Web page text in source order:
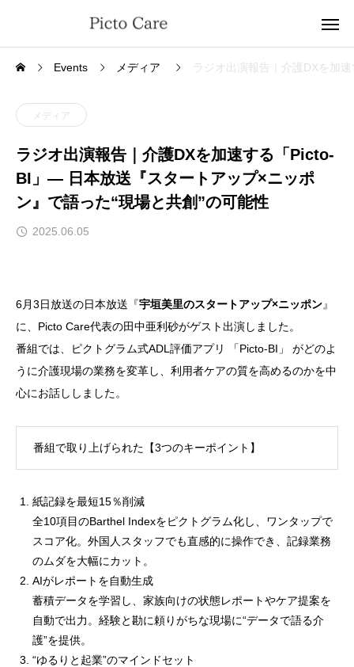
Events メディア ラジオ出演報告｜介護DXを加
メディア
ラジオ出演報告｜介護DXを加速する「Picto-
BI」— 日本放送『スタートアップ×ニッポ
ン』で語った“現場と共創”の可能性
2025.06.05
6月3日放送の日本放送『宇垣美里のスタートアップ×ニッポン』
に、Picto Care代表の田中亜利砂がゲスト出演しました。
番組では、ピクトグラム式ADL評価アプリ 「Picto-BI」 がどのよ
うに介護現場の業務を変革し、利用者ケアの質を高めるのかを中
心にお話ししました。
番組で取り上げられた【3つのキーポイント】
紙記録を最短15％削減
全10項目のBarthel Indexをピクトグラム化し、ワンタップで
スコア化。外国人スタッフでも直感的に操作でき、記録業務
のムダを大幅にカット。
AIがレポートを自動生成
蓄積データを学習し、家族向けの状態レポートやケア提案を
自動で出力。経験と勘に頼りがちな現場に“データで語る介
護”を提供。
“ゆるりと起業”のマインドセット